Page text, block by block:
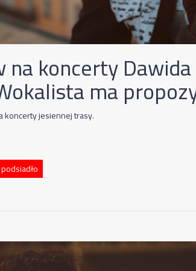
koncerty Dawida
ma
koncerty jesiennej trasy.